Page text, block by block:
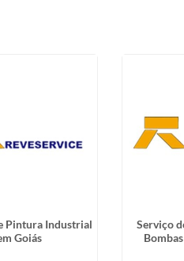
Pintura Industrial
Goiás
Serviço